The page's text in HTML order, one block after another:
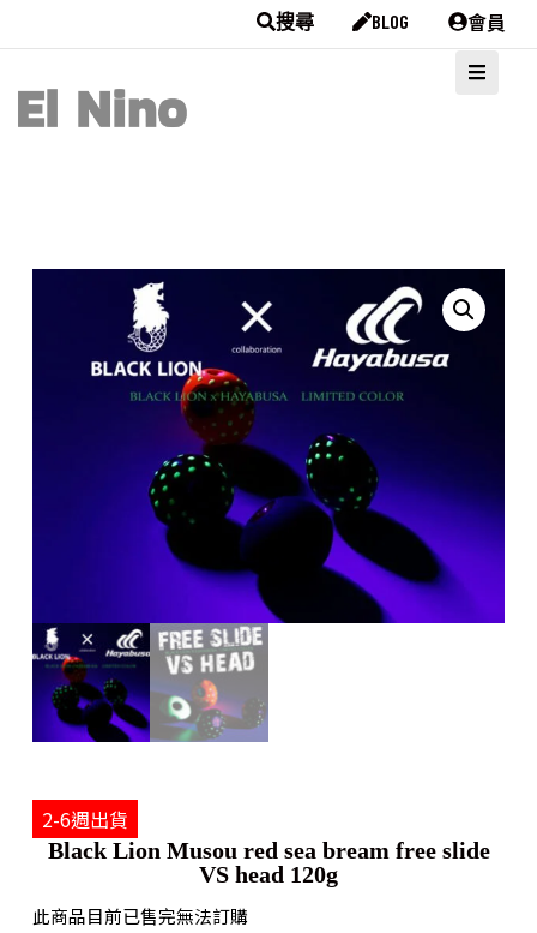
搜尋 BLOG 會員
2-6週出貨
Black Lion Musou red sea bream free slide
VS head 120g
此商品目前已售完無法訂購